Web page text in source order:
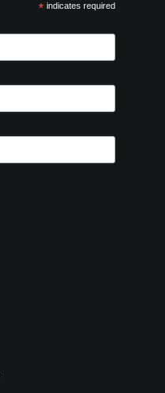
*indicates required